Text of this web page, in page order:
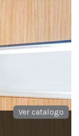
Ver catalogo